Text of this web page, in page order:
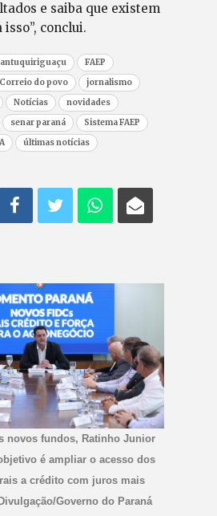
e saiba que existem
conclui.
FAEP
do povo
jornalismo
Notícias
novidades
senar paraná
Sistema FAEP
últimas notícias
novos fundos, Ratinho Junior
é ampliar o acesso dos
a crédito com juros mais
Governo do Paraná